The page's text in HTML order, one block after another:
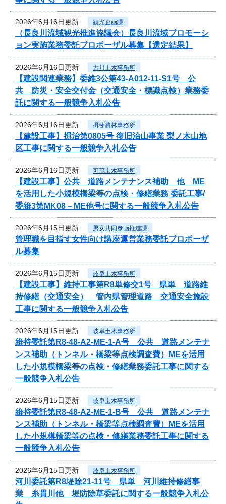
2026年6月16日更新 観光企画課
（長良川流域観光推進協議会）長良川流域プロモーシ
ョン実施業務委託プロポーザル募集【選定結果】
2026年6月16日更新 古川土木事務所
【建設関連業務】委維3公第43-A012-11-S1号 公
共 防災・安全交付金（交通安全・標識点検）業務委
託に関する一般競争入札公告
2026年6月16日更新 揖斐農林事務所
【建設工事】揖治第0805号 復旧治山事業 梨ノ木山地
区工事に関する一般競争入札公告
2026年6月16日更新 可茂土木事務所
【建設工事】公共 道路メンテナンス補助 他 ME
を活用した小規模橋梁等の点検・修繕業務 委託工事/
委維3第MK08－ME他号に関する一般競争入札公告
2026年6月15日更新 男女共同参画推進課
管理職を目指す女性向け講座運営業務委託プロポーザ
ル募集
2026年6月15日更新 岐阜土木事務所
【建設工事】維持工事第R8単修交1号 県単 道路維
持修繕（交通安全） 管内県管理道路 交通安全施設
工事に関する一般競争入札公告
2026年6月15日更新 岐阜土木事務所
維持委託第R8-48-A2-ME-1-A号 公共 道路メンテナ
ンス補助（トンネル・橋梁等点検調査費）MEを活用
した小規模橋梁等の点検・修繕業務委託工事に関する
一般競争入札公告
2026年6月15日更新 岐阜土木事務所
維持委託第R8-48-A2-ME-1-B号 公共 道路メンテナ
ンス補助（トンネル・橋梁等点検調査費）MEを活用
した小規模橋梁等の点検・修繕業務委託工事に関する
一般競争入札公告
2026年6月15日更新 岐阜土木事務所
河川委託第R8堤除21-11号 県単 河川維持修繕事
業 糸貫川他 堤防除草委託に関する一般競争入札公